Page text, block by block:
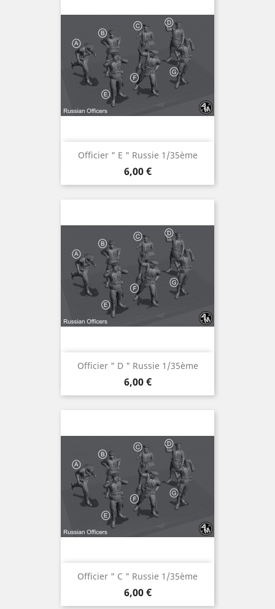
Officier " E " Russie 1/35ème
Prix
6,00 €
Officier " D " Russie 1/35ème
Prix
6,00 €
Officier " C " Russie 1/35ème
Prix
6,00 €